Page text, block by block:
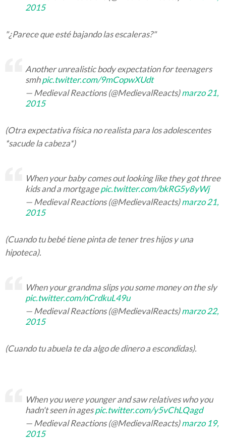
2015
"¿Parece que esté bajando las escaleras?"
Another unrealistic body expectation for teenagers
smhpic.twitter.com/9mCopwXUdt
— Medieval Reactions (@MedievalReacts)marzo 21,
2015
(Otra expectativa física no realista para los adolescentes
*sacude la cabeza*)
When your baby comes out looking like they got three
kids and a mortgagepic.twitter.com/bkRG5y8yWj
— Medieval Reactions (@MedievalReacts)marzo 21,
2015
(Cuando tu bebé tiene pinta de tener tres hijos y una
hipoteca).
When your grandma slips you some money on the sly
pic.twitter.com/nCrdkuL49u
— Medieval Reactions (@MedievalReacts)marzo 22,
2015
(Cuando tu abuela te da algo de dinero a escondidas).
When you were younger and saw relatives who you
hadn't seen in agespic.twitter.com/y5vChLQagd
— Medieval Reactions (@MedievalReacts)marzo 19,
2015